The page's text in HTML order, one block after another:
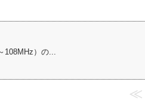
108MHz）の...
≪